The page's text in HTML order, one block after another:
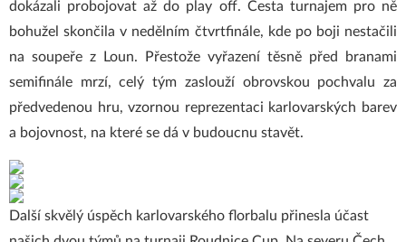
dokázali probojovat až do play off. Cesta turnajem pro ně
bohužel skončila v nedělním čtvrtfinále, kde po boji nestačili
na soupeře z Loun. Přestože vyřazení těsně před branami
semifinále mrzí, celý tým zaslouží obrovskou pochvalu za
předvedenou hru, vzornou reprezentaci karlovarských barev
a bojovnost, na které se dá v budoucnu stavět.
Další skvělý úspěch karlovarského florbalu přinesla účast